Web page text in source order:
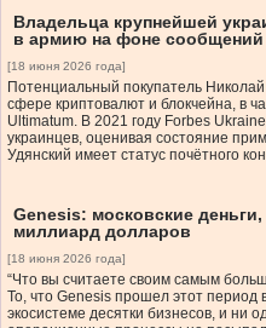
Владельца крупнейшей
в армию на фоне сообщений
[18 июня 2026 года]
Потенциальный покупатель
сфере криптовалют и блокчейна, в
Ultimatum. В 2021 году Forbes
украинцев, оценивая состояние
Удянский имеет статус почётного
Genesis: московские
миллиард долларов
[18 июня 2026 года]
“Что вы считаете своим самым
То, что Genesis прошел этот период
экосистеме десятки бизнесов, и ни